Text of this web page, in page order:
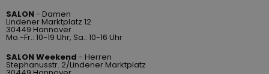
SALON- Damen
Lindener Marktplatz 12
30449 Hannover
Mo.-Fr.: 10-19 Uhr, Sa.: 10-16 Uhr
SALON Weekend - Herren
Stephanusstr. 2/Lindener Marktplatz